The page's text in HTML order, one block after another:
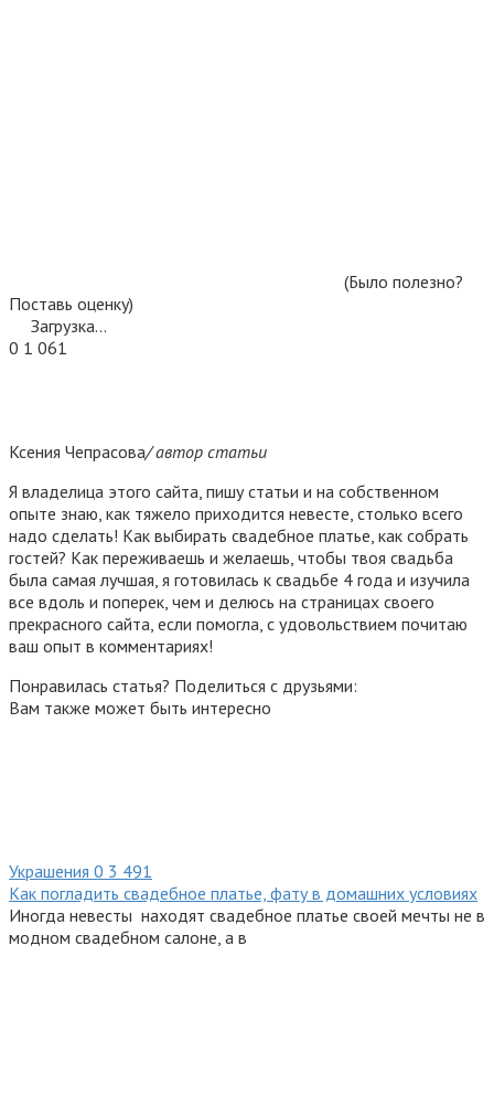
(Было полезно?
Поставь оценку)
Загрузка...
0 1 061
Ксения Чепрасова/ автор статьи
Я владелица этого сайта, пишу статьи и на собственном
опыте знаю, как тяжело приходится невесте, столько всего
надо сделать! Как выбирать свадебное платье, как собрать
гостей? Как переживаешь и желаешь, чтобы твоя свадьба
была самая лучшая, я готовилась к свадьбе 4 года и изучила
все вдоль и поперек, чем и делюсь на страницах своего
прекрасного сайта, если помогла, с удовольствием почитаю
ваш опыт в комментариях!
Понравилась статья? Поделиться с друзьями:
Вам также может быть интересно
Украшения 0 3 491
Как погладить свадебное платье, фату в домашних условиях
Иногда невесты находят свадебное платье своей мечты не в
модном свадебном салоне, а в